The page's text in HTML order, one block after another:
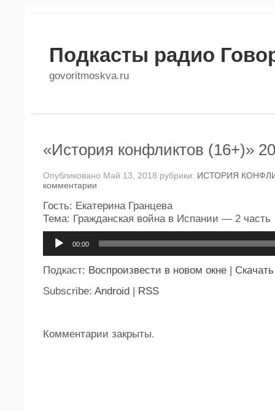
Подкасты радио
govoritmoskva.ru
«История конфликтов (16+)»
Опубликовано Май 13, 2018 рубрики: ИСТОРИЯ
комментарии
Гость: Екатерина Гранцева
Тема: Гражданская война в Испании — 2 часть
00:00
Подкаст: Воспроизвести в новом окне | Скачать
Subscribe: Android | RSS
Комментарии закрыты.